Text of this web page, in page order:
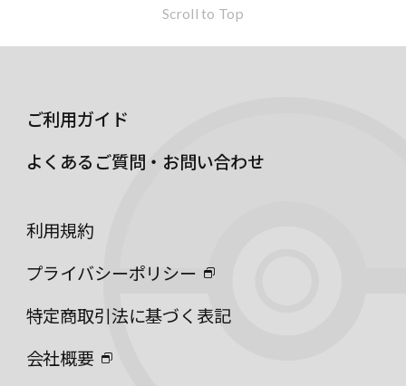
Scroll to Top
ご利用ガイド
よくあるご質問・お問い合わせ
利用規約
プライバシーポリシー
特定商取引法に基づく表記
会社概要